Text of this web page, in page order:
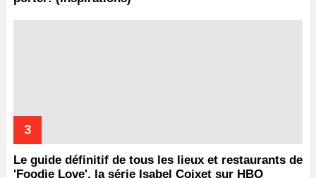
Le guide définitif de tous les lieux et restaurants de
'Foodie Love', la série Isabel Coixet sur HBO